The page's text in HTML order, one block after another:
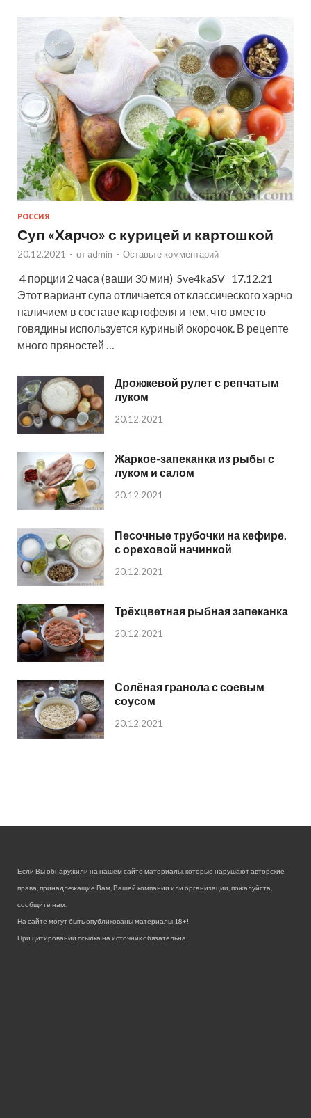
РОССИЯ
Суп «Харчо» с курицей и картошкой
20.12.2021 - от admin - Оставьте комментарий
4 порции 2 часа (ваши 30 мин) Sve4kaSV 17.12.21
Этот вариант супа отличается от классического харчо
наличием в составе картофеля и тем, что вместо
говядины используется куриный окорочок. В рецепте
много пряностей …
Дрожжевой рулет с репчатым
луком
20.12.2021
Жаркое-запеканка из рыбы с
луком и салом
20.12.2021
Песочные трубочки на кефире,
с ореховой начинкой
20.12.2021
Трёхцветная рыбная запеканка
20.12.2021
Солёная гранола с соевым
соусом
20.12.2021
Если Вы обнаружили на нашем сайте материалы, которые нарушают авторские
права, принадлежащие Вам, Вашей компании или организации, пожалуйста,
сообщите нам.
На сайте могут быть опубликованы материалы 18+!
При цитировании ссылка на источник обязательна.